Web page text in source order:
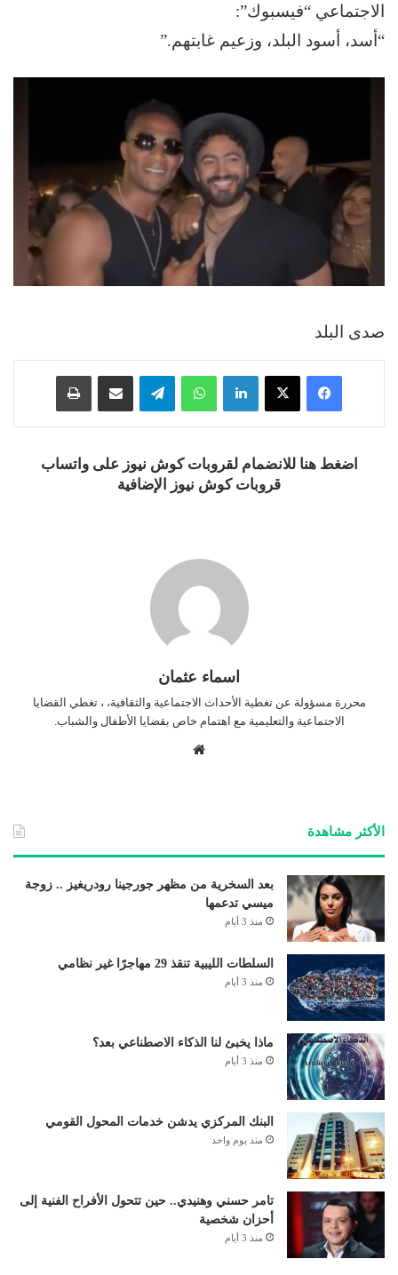
الاجتماعي “فيسبوك”:
“أسد، أسود البلد، وزعيم غابتهم.”
صدى البلد
فيسبوك ‫X لينكدإن واتساب تيلقرام
اضغط هنا للانضمام لقروبات كوش نيوز على واتساب
قروبات كوش نيوز الإضافية
اسماء عثمان
محررة مسؤولة عن تغطية الأحداث الاجتماعية والثقافية، ، تغطي القضايا
الاجتماعية والتعليمية مع اهتمام خاص بقضايا الأطفال والشباب.
الأكثر مشاهدة
بعد السخرية من مظهر جورجينا رودريغيز .. زوجة
ميسي تدعمها
منذ 3 أيام
السلطات الليبية تنقذ 29 مهاجرًا غير نظامي
منذ 3 أيام
ماذا يخبئ لنا الذكاء الاصطناعي بعد؟
منذ 3 أيام
البنك المركزي يدشن خدمات المحول القومي
منذ يوم واحد
تامر حسني وهنيدي.. حين تتحول الأفراح الفنية إلى
أحزان شخصية
منذ 3 أيام